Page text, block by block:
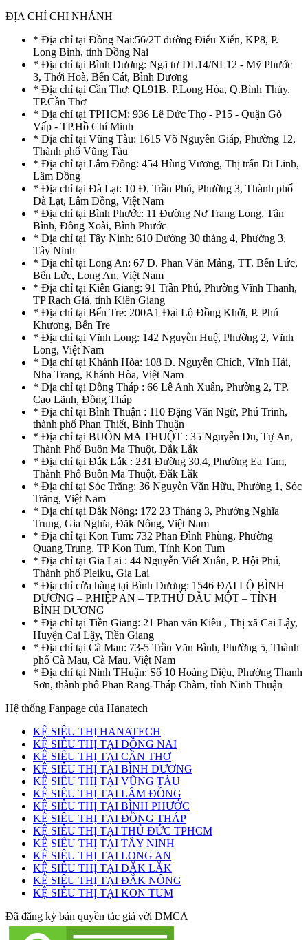
ĐỊA CHỈ CHI NHÁNH
* Địa chỉ tại Đồng Nai:56/2T đường Điểu Xiển, KP8, P.
Long Bình, tỉnh Đồng Nai
* Địa chỉ tại Bình Dương: Ngã tư DL14/NL12 - Mỹ Phước
3, Thới Hoà, Bến Cát, Bình Dương
* Địa chỉ tại Cần Thơ: QL91B, P.Long Hòa, Q.Bình Thủy,
TP.Cần Thơ
* Địa chỉ tại TPHCM: 936 Lê Đức Thọ - P15 - Quận Gò
Vấp - TP.Hồ Chí Minh
* Địa chỉ tại Vũng Tàu: 1615 Võ Nguyên Giáp, Phường 12,
Thành phố Vũng Tàu
* Địa chỉ tại Lâm Đồng: 454 Hùng Vương, Thị trấn Di Linh,
Lâm Đồng
* Địa chỉ tại Đà Lạt: 10 Đ. Trần Phú, Phường 3, Thành phố
Đà Lạt, Lâm Đồng, Việt Nam
* Địa chỉ tại Bình Phước: 11 Đường Nơ Trang Long, Tân
Bình, Đồng Xoài, Bình Phước
* Địa chỉ tại Tây Ninh: 610 Đường 30 tháng 4, Phường 3,
Tây Ninh
* Địa chỉ tại Long An: 67 Đ. Phan Văn Mảng, TT. Bến Lức,
Bến Lức, Long An, Việt Nam
* Địa chỉ tại Kiên Giang: 91 Trần Phú, Phường Vĩnh Thanh,
TP Rạch Giá, tỉnh Kiên Giang
* Địa chỉ tại Bến Tre: 200A1 Đại Lộ Đồng Khởi, P. Phú
Khương, Bến Tre
* Địa chỉ tại Vĩnh Long: 142 Nguyễn Huệ, Phường 2, Vĩnh
Long, Việt Nam
* Địa chỉ tại Khánh Hòa: 108 Đ. Nguyễn Chích, Vĩnh Hải,
Nha Trang, Khánh Hòa, Việt Nam
* Địa chỉ tại Đồng Tháp : 66 Lê Anh Xuân, Phường 2, TP.
Cao Lãnh, Đồng Tháp
* Địa chỉ tại Bình Thuận : 110 Đặng Văn Ngữ, Phú Trinh,
thành phố Phan Thiết, Bình Thuận
* Địa chỉ tại BUÔN MA THUỘT : 35 Nguyễn Du, Tự An,
Thành Phố Buôn Ma Thuột, Đắk Lắk
* Địa chỉ tại Đắk Lắk : 231 Đường 30.4, Phường Ea Tam,
Thành Phố Buôn Ma Thuột, Đắk Lắk
* Địa chỉ tại Sóc Trăng: 36 Nguyễn Văn Hữu, Phường 1, Sóc
Trăng, Việt Nam
* Địa chỉ tại Đắk Nông: 172 23 Tháng 3, Phường Nghĩa
Trung, Gia Nghĩa, Đăk Nông, Việt Nam
* Địa chỉ tại Kon Tum: 732 Phan Đình Phùng, Phường
Quang Trung, TP Kon Tum, Tỉnh Kon Tum
* Địa chỉ tại Gia Lai : 44 Nguyễn Viết Xuân, P. Hội Phú,
Thành phố Pleiku, Gia Lai
* Địa chỉ cửa hàng tại Bình Dương: 1546 ĐẠI LỘ BÌNH
DƯƠNG – P.HIỆP AN – TP.THỦ DẦU MỘT – TỈNH
BÌNH DƯƠNG
* Địa chỉ tại Tiền Giang: 21 Phan văn Kiêu , Thị xã Cai Lậy,
Huyện Cai Lậy, Tiền Giang
* Địa chỉ tại Cà Mau: 73-5 Trần Văn Bình, Phường 5, Thành
phố Cà Mau, Cà Mau, Việt Nam
* Địa chỉ tại Ninh THuận: Số 10 Hoàng Diệu, Phường Thanh
Sơn, thành phố Phan Rang-Tháp Chàm, tỉnh Ninh Thuận
Hệ thống Fanpage của Hanatech
KỆ SIÊU THỊ HANATECH
KỆ SIÊU THỊ TẠI ĐỒNG NAI
KỆ SIÊU THỊ TẠI CẦN THƠ
KỆ SIÊU THỊ TẠI BÌNH DƯƠNG
KỆ SIÊU THỊ TẠI VŨNG TÀU
KỆ SIÊU THỊ TẠI LÂM ĐỒNG
KỆ SIÊU THỊ TẠI BÌNH PHƯỚC
KỆ SIÊU THỊ TẠI ĐỒNG THÁP
KỆ SIÊU THỊ TẠI THỦ ĐỨC TPHCM
KỆ SIÊU THỊ TẠI TÂY NINH
KỆ SIÊU THỊ TẠI LONG AN
KỆ SIÊU THỊ TẠI ĐẮK LẮK
KỆ SIÊU THỊ TẠI ĐẮK NÔNG
KỆ SIÊU THỊ TẠI KON TUM
Đã đăng ký bản quyền tác giả với DMCA